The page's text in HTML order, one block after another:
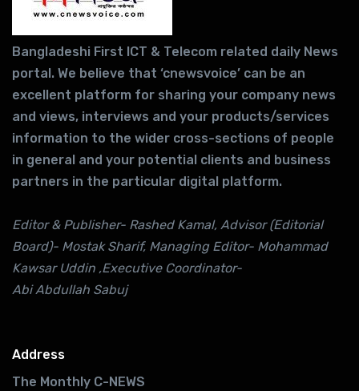
Bangladeshi First ICT & Telecom related daily News
portal. We believe that ‘cnewsvoice’ can be an
excellent platform for sharing your company news
and views, interviews and your products/services
information to the wider cross-sections of people
in general and your potential clients and business
partners in the particular digital platform.
Editor & Publisher- Rashed Kamal, Advisor (Editorial
Board)- Mostak Sharif, Managing Editor- Mohammad
Kawsar Uddin ,Executive Coordinator-
Abi Abdullah Sabuj
Address
The Monthly C-NEWS